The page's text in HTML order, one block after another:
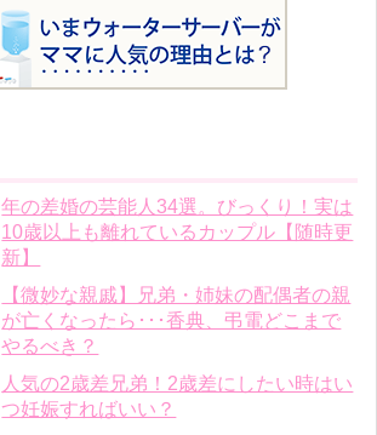
年の差婚の芸能人34選。びっくり！実は
10歳以上も離れているカップル【随時更
新】
【微妙な親戚】兄弟・姉妹の配偶者の親
が亡くなったら･･･香典、弔電どこまで
やるべき？
人気の2歳差兄弟！2歳差にしたい時はい
つ妊娠すればいい？